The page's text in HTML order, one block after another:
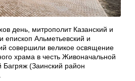
день, митрополит Казанский и
епископ Альметьевский и
совершили великое освящение
храма в честь Живоначальной
(Заинский район